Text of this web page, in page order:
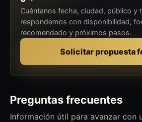
Cuéntanos fecha, ciudad, público y
respondemos con disponibilidad,
recomendado y próximos pasos.
Solicitar propuesta
Preguntas frecuentes
Información útil para avanzar con